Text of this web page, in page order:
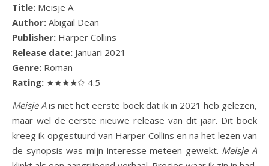
Title: Meisje A
Author: Abigail Dean
Publisher: Harper Collins
Release date: Januari 2021
Genre: Roman
Rating: ★★★★✩ 4.5
Meisje Ais niet het eerste boek dat ik in 2021 heb gelezen,
maar wel de eerste nieuwe release van dit jaar. Dit boek
kreeg ik opgestuurd van Harper Collins en na het lezen van
de synopsis was mijn interesse meteen gewekt. Meisje A